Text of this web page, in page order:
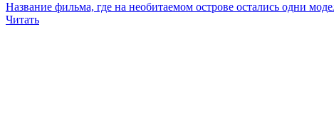
Название фильма, где на необитаемом острове остались одни
Читать